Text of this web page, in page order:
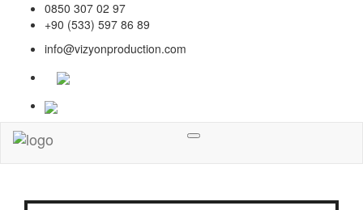
0850 307 02 97
+90 (533) 597 86 89
info@vizyonproduction.com
Menü